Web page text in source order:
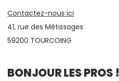
Contactez-nous ici
41, rue des Métissages
59200 TOURCOING
BONJOUR LES PROS !